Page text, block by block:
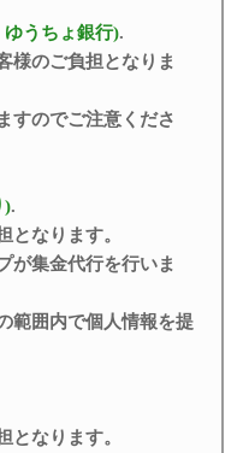
うちょ銀行).
様のご負担となりま
すのでご注意くださ
).
なります。
が集金代行を行いま
範囲内で個人情報を提
なります。